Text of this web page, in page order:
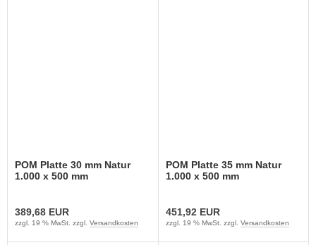
POM Platte 30 mm Natur
1.000 x 500 mm
389,68 EUR
zzgl. 19 % MwSt. zzgl. Versandkosten
POM Platte 35 mm Natur
1.000 x 500 mm
451,92 EUR
zzgl. 19 % MwSt. zzgl. Versandkosten